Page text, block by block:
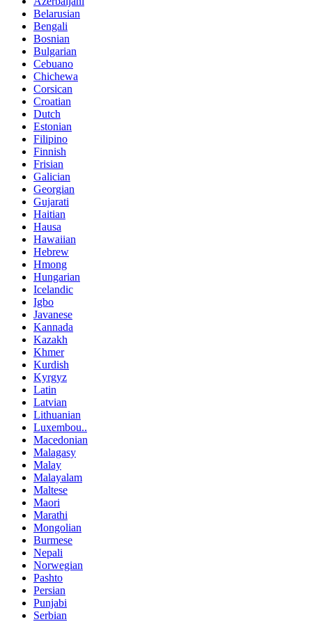
Belarusian
Bengali
Bosnian
Bulgarian
Cebuano
Chichewa
Corsican
Croatian
Dutch
Estonian
Filipino
Finnish
Frisian
Galician
Georgian
Gujarati
Haitian
Hausa
Hawaiian
Hebrew
Hmong
Hungarian
Icelandic
Igbo
Javanese
Kannada
Kazakh
Khmer
Kurdish
Kyrgyz
Latin
Latvian
Lithuanian
Luxembou..
Macedonian
Malagasy
Malay
Malayalam
Maltese
Maori
Marathi
Mongolian
Burmese
Nepali
Norwegian
Pashto
Persian
Punjabi
Serbian